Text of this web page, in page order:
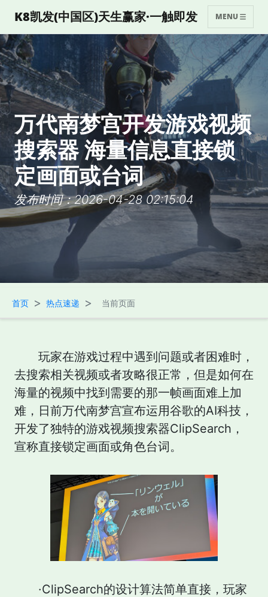
K8凯发(中国区)天生赢家·一触即发 MENU
万代南梦宫开发游戏视频
搜索器 海量信息直接锁
定画面或台词
发布时间：2026-04-28 02:15:04
首页 > 热点速递 > 当前页面
玩家在游戏过程中遇到问题或者困难时，
去搜索相关视频或者攻略很正常，但是如何在
海量的视频中找到需要的那一帧画面难上加
难，日前万代南梦宫宣布运用谷歌的AI科技，
开发了独特的游戏视频搜索器ClipSearch，
宣称直接锁定画面或角色台词。
·ClipSearch的设计算法简单直接，玩家